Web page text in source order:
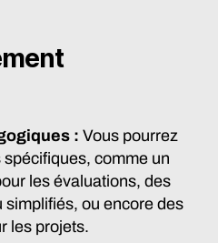
: Vous pourrez
spécifiques, comme un
les évaluations, des
ou encore des
les projets.